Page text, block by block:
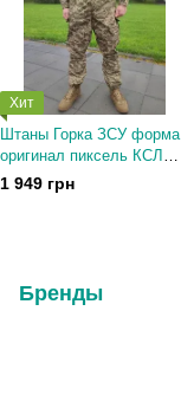
Хит
Штаны Горка ЗСУ форма
оригинал пиксель КСЛ
военный Рип-Стоп 44-64
Украина
1 949 грн
Бренды